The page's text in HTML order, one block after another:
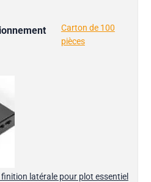
Carton de 100
pièces
latérale pour plot essentiel